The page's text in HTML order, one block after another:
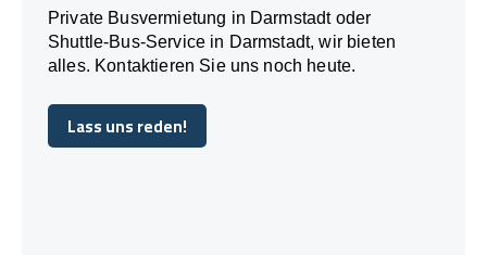
Private Busvermietung in Darmstadt oder
Shuttle-Bus-Service in Darmstadt, wir bieten
alles. Kontaktieren Sie uns noch heute.
Lass uns reden!
Lass uns reden!